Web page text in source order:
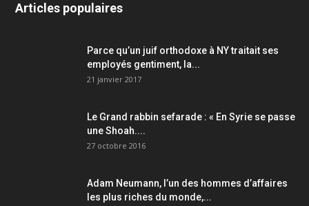
Articles populaires
Parce qu’un juif orthodoxe à NY traitait ses
employés gentiment, la...
21 janvier 2017
Le Grand rabbin sefarade : « En Syrie se passe
une Shoah....
27 octobre 2016
Adam Neumann, l’un des hommes d’affaires
les plus riches du monde,...